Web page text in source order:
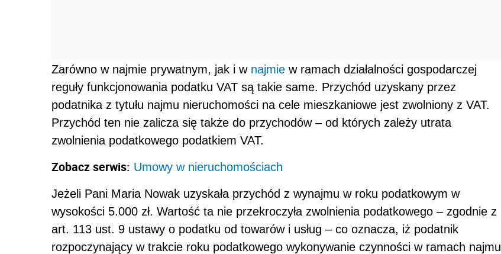
Zarówno w najmie prywatnym, jak i w najmie w ramach działalności gospodarczej
reguły funkcjonowania podatku VAT są takie same. Przychód uzyskany przez
podatnika z tytułu najmu nieruchomości na cele mieszkaniowe jest zwolniony z VAT.
Przychód ten nie zalicza się także do przychodów – od których zależy utrata
zwolnienia podatkowego podatkiem VAT.
Zobacz serwis: Umowy w nieruchomościach
Jeżeli Pani Maria Nowak uzyskała przychód z wynajmu w roku podatkowym w
wysokości 5.000 zł. Wartość ta nie przekroczyła zwolnienia podatkowego – zgodnie z
art. 113 ust. 9 ustawy o podatku od towarów i usług – co oznacza, iż podatnik
rozpoczynający w trakcie roku podatkowego wykonywanie czynności w ramach najmu